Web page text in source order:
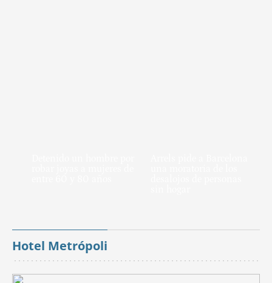
Hotel Metrópoli